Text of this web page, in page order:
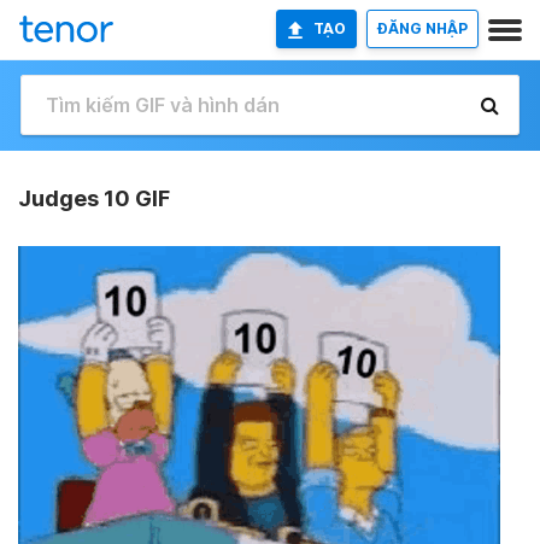
TẠO ĐĂNG NHẬP
Judges 10 GIF